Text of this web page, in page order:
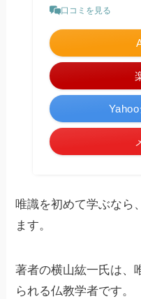
口コミを見る
唯識を初めて学ぶなら
ます。
著者の横山紘一氏は、
られる仏教学者です。